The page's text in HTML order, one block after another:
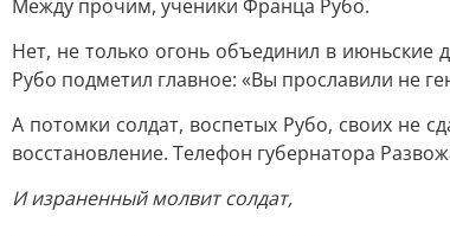
Между прочим, ученики Франца Рубо.
Нет, не только огонь объединил в июньские
Рубо подметил главное: «Вы прославили не
А потомки солдат, воспетых Рубо, своих не
восстановление. Телефон губернатора
И израненный молвит солдат,